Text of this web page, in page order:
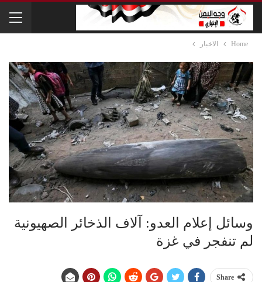
Home الاخبار
وسائل إعلام العدو: آلاف الذخائر الصهيونية
لم تنفجر في غزة
Share